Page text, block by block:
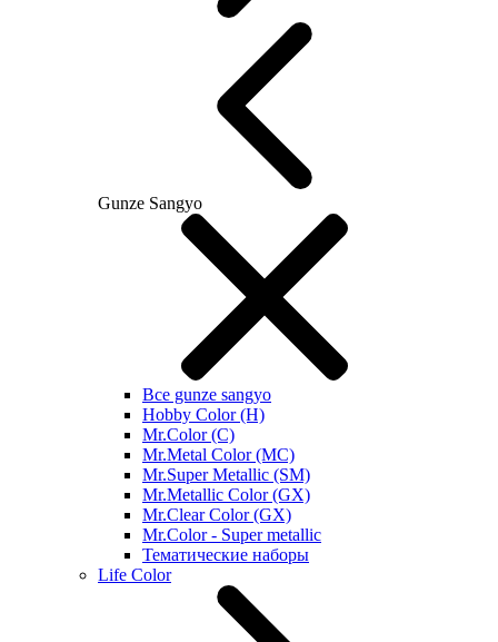
Gunze Sangyo
Все gunze sangyo
Hobby Color (H)
Mr.Color (C)
Mr.Metal Color (MC)
Mr.Super Metallic (SM)
Mr.Metallic Color (GX)
Mr.Clear Color (GX)
Mr.Color - Super metallic
Тематические наборы
Life Color